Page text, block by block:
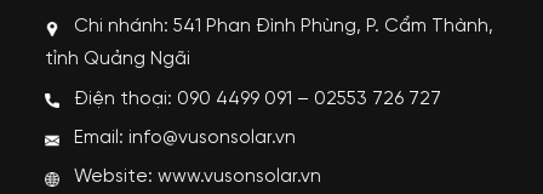
Chi nhánh: 541 Phan Đình Phùng, P. Cẩm Thành,
tỉnh Quảng Ngãi
Điện thoại: 090 4499 091 – 02553 726 727
Email: info@vusonsolar.vn
Website:www.vusonsolar.vn